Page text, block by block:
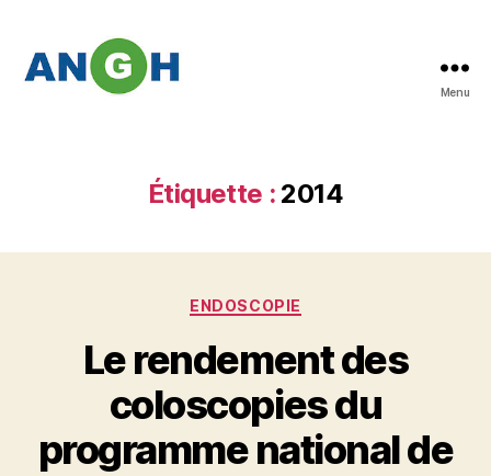
Menu
Étiquette : 2014
Catégories
ENDOSCOPIE
Le rendement des
coloscopies du
programme national de